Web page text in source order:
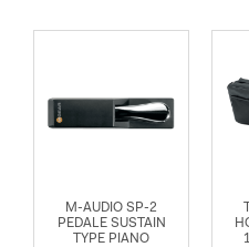
M-AUDIO SP-2
PEDALE SUSTAIN
TYPE PIANO